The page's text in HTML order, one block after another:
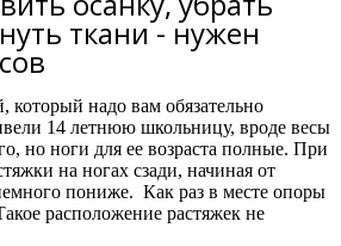
ткани - нужен
который надо вам обязательно
14 летнюю школьницу, вроде весы
но ноги для ее возраста полные. При
на ногах сзади, начиная от
пониже. Как раз в месте опоры
расположение растяжек не